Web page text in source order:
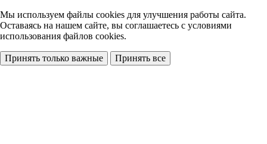
Мы используем файлы cookies для улучшения работы сайта.
Оставаясь на нашем сайте, вы соглашаетесь с условиями
использования файлов cookies.
Принять только важные Принять все